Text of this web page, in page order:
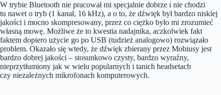
W trybie Bluetooth nie pracował mi specjalnie dobrze i nie chodzi
tu nawet o tryb (1 kanał, 16 kHz), a o to, że dźwięk był bardzo niskiej
jakości i mocno skompresowany, przez co ciężko było mi zrozumieć
własną mowę. Możliwe że to kwestia nadajnika, aczkolwiek fakt
faktem dopiero użycie go po USB (tudzież analogowo) rozwiązało
problem. Okazało się wtedy, że dźwięk zbierany przez Mobiusy jest
bardzo dobrej jakości – stosunkowo czysty, bardzo wyraźny,
nieprzytłumiony jak w wielu popularnych i tanich headsetach
czy niezależnych mikrofonach komputerowych.